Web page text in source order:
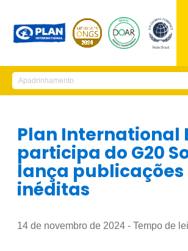
Plan International
participa do G20
lança publicações
inéditas
14 de novembro de 2024 - Tempo de